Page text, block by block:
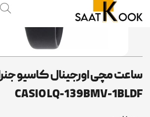
مچی اورجینال کاسیو
CASIO LQ-139BMV-